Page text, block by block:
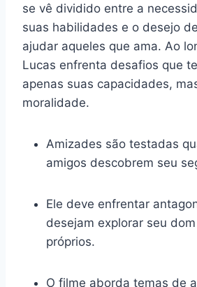
se vê dividido entre a
suas habilidades e o desejo
ajudar aqueles que ama. Ao
Lucas enfrenta desafios que
apenas suas capacidades,
moralidade.
Amizades são testadas
amigos descobrem seu
Ele deve enfrentar
desejam explorar seu
próprios.
O filme aborda temas de